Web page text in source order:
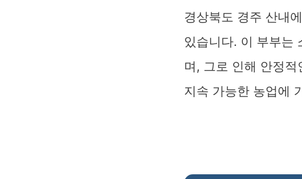
경상북도 경주 산내
있습니다. 이 부부는
며, 그로 인해 안정
지속 가능한 농업에